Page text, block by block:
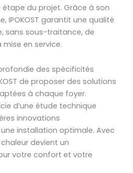
du projet. Grâce à son
IPOKOST garantit une qualité
sans sous-traitance, de
mise en service.
des spécificités
de proposer des solutions
à chaque foyer.
d’une étude technique
innovations
installation optimale. Avec
chaleur devient un
votre confort et votre